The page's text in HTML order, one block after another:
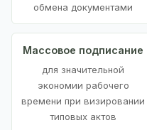
обмена документами
Массовое подписание
для значительной
экономии рабочего
времени при визировании
типовых актов